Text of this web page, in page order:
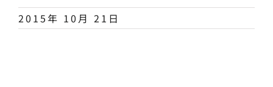
2015年 10月 21日